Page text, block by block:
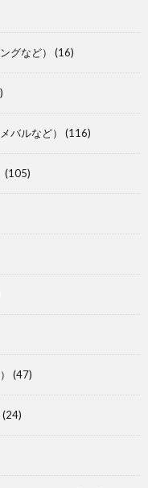
グなど） (16)
バルなど） (116)
(105)
(47)
(24)